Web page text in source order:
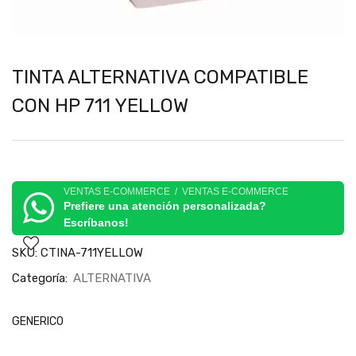
TINTA ALTERNATIVA COMPATIBLE
CON HP 711 YELLOW
VENTAS E-COMMERCE / VENTAS E-COMMERCE
Prefiere una atención personalizada?
Escríbanos!
SKU: CTINA-711YELLOW
Categoría: ALTERNATIVA
GENERICO